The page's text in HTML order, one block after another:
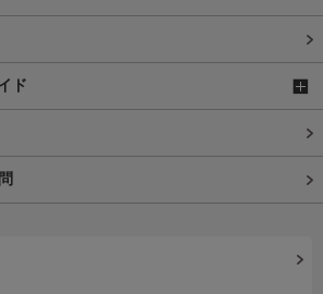
ド